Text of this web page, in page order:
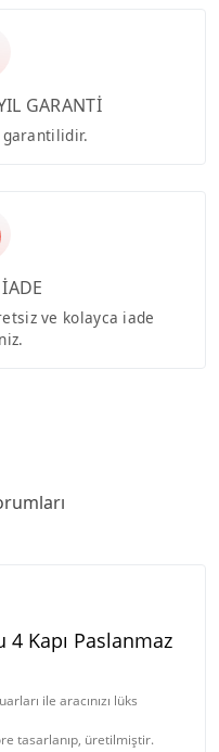
GARANTİ
ve kolayca iade
4 Kapı Paslanmaz
ile aracınızı lüks
tasarlanıp, üretilmiştir.